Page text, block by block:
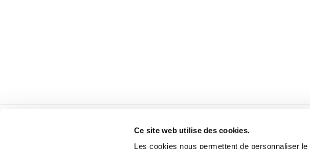
Ce site web utilise des cookies.
Les cookies nous permettent de personnaliser